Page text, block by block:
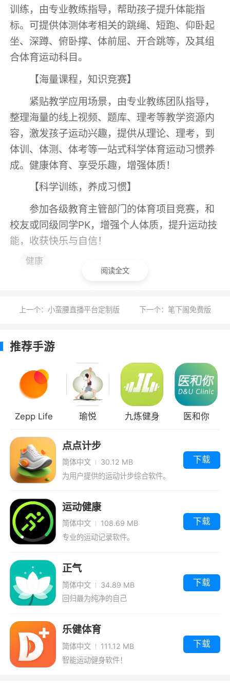
训练，由专业教练指导，帮助孩子提升体能指
标。可提供体测体考相关的跳绳、短跑、仰卧起
坐、深蹲、俯卧撑、体前屈、开合跳等，及其组
合体育运动科目。
【海量课程，知识竞赛】
紧贴教学应用场景，由专业教练团队指导，
整理海量的线上视频、题库、理考等教学资源内
容，激发孩子运动兴趣，提供从理论、理考，到
体训、体测、体考等一站式科学体育运动习惯养
成。健康体育、享受乐趣，增强体质！
【科学训练，养成习惯】
参加各级教育主管部门的体育项目竞赛，和
校友或同级同学PK，增强个人体质，提升运动技
能，收获快乐与自信！
聊球
当场
3、录影锦集，免费在线观看超清锦集和视
频回放
小编评价
1、致力帮助用户更轻松的记录自己的运动生
活。用户通过软件可以将自己的运动记录其中，
从而生成运动报告，帮助大家更好的了解自己的
运动数据。此外还能通过软件找到各种健身运动
课程，在线进行学习，学会标准的健身动作
2、这样你每天的运动数据都能清楚的知晓
到。还能自由的进行设置，让你的运动更加方便
3、软件拥有AI互动，拥有海量课程，可以
帮助用户科学健康运动
更新日志
1. 更新图形验证码验证逻辑
2. 修正部分缺陷
健康
阅读全文
上一个：小蛮腰直播平台定制版 下一个：笔下阁免费版
推荐手游
Zepp Life 瑜悦 九炼健身 医和你
点点计步
简体中文
30.12 MB
为用户提供的运动计步综合软件。
下载
运动健康
简体中文
108.69 MB
专业的运动记录软件。
下载
正气
简体中文
34.89 MB
回归最为纯净的自己
下载
乐健体育
简体中文
111.12 MB
智能运动健身软件！
下载